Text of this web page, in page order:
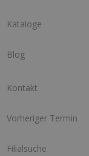
Kataloge
Blog
Kontakt
Vorheriger Termin
Filialsuche